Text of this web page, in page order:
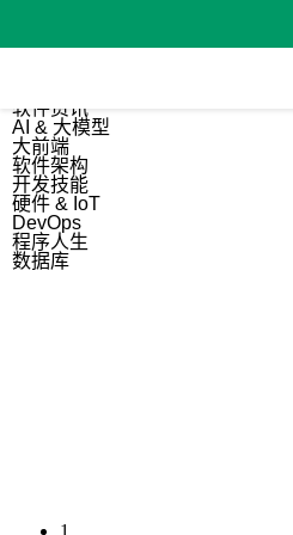
软件资讯
AI & 大模型
大前端
软件架构
开发技能
硬件 & IoT
DevOps
程序人生
数据库
1